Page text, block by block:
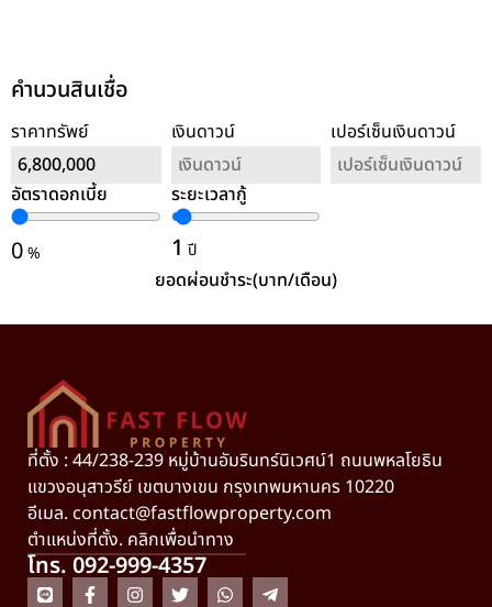
คำนวนสินเชื่อ
ราคาทรัพย์ เงินดาวน์ เปอร์เซ็นเงินดาวน์
อัตราดอกเบี้ย
0%
ระยะเวลากู้
1 ปี
ยอดผ่อนชำระ(บาท/เดือน)
ที่ตั้ง : 44/238-239 หมู่บ้านอัมรินทร์นิเวศน์1 ถนนพหลโยธิน
แขวงอนุสาวรีย์ เขตบางเขน กรุงเทพมหานคร 10220
อีเมล. contact@fastflowproperty.com
ตำแหน่งที่ตั้ง. คลิกเพื่อนำทาง
โทร. 092-999-4357